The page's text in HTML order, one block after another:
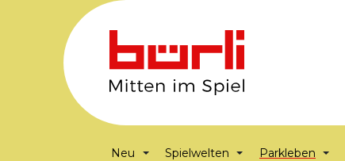
Neu Spielwelten Parkleben